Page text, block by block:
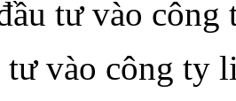
tư vào công
vào công ty